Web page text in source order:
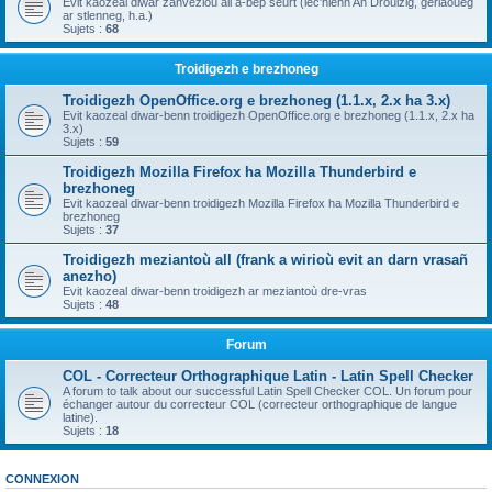
ar stlenneg, h.a.)
Sujets : 68
Troidigezh e brezhoneg
Troidigezh OpenOffice.org e brezhoneg (1.1.x, 2.x ha 3.x)
Evit kaozeal diwar-benn troidigezh OpenOffice.org e brezhoneg (1.1.x, 2.x ha
3.x)
Sujets : 59
Troidigezh Mozilla Firefox ha Mozilla Thunderbird e
brezhoneg
Evit kaozeal diwar-benn troidigezh Mozilla Firefox ha Mozilla Thunderbird e
brezhoneg
Sujets : 37
Troidigezh meziantoù all (frank a wirioù evit an darn vrasañ
anezho)
Evit kaozeal diwar-benn troidigezh ar meziantoù dre-vras
Sujets : 48
Forum
COL - Correcteur Orthographique Latin - Latin Spell Checker
A forum to talk about our successful Latin Spell Checker COL. Un forum pour
échanger autour du correcteur COL (correcteur orthographique de langue
latine).
Sujets : 18
CONNEXION